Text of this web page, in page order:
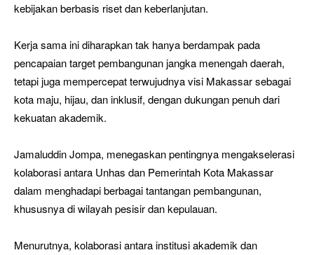
kebijakan berbasis riset dan keberlanjutan.
Kerja sama ini diharapkan tak hanya berdampak pada
pencapaian target pembangunan jangka menengah daerah,
tetapi juga mempercepat terwujudnya visi Makassar sebagai
kota maju, hijau, dan inklusif, dengan dukungan penuh dari
kekuatan akademik.
Jamaluddin Jompa, menegaskan pentingnya mengakselerasi
kolaborasi antara Unhas dan Pemerintah Kota Makassar
dalam menghadapi berbagai tantangan pembangunan,
khususnya di wilayah pesisir dan kepulauan.
Menurutnya, kolaborasi antara institusi akademik dan